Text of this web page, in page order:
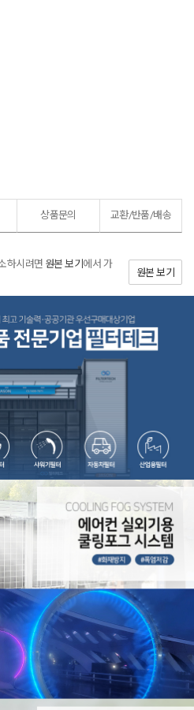
상품문의 교환/반품/배송
하시려면 원본 보기 에서 가
원본 보기